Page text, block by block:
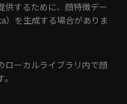
供するために、顔特徴デー
）を生成する場合がありま
ローカルライブラリ内で顔